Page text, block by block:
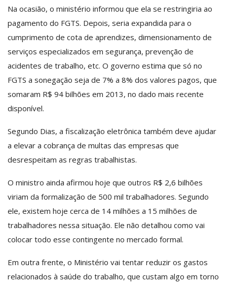
Na ocasião, o ministério informou que ela se restringiria ao
pagamento do FGTS. Depois, seria expandida para o
cumprimento de cota de aprendizes, dimensionamento de
serviços especializados em segurança, prevenção de
acidentes de trabalho, etc. O governo estima que só no
FGTS a sonegação seja de 7% a 8% dos valores pagos, que
somaram R$ 94 bilhões em 2013, no dado mais recente
disponível.
Segundo Dias, a fiscalização eletrônica também deve ajudar
a elevar a cobrança de multas das empresas que
desrespeitam as regras trabalhistas.
O ministro ainda afirmou hoje que outros R$ 2,6 bilhões
viriam da formalização de 500 mil trabalhadores. Segundo
ele, existem hoje cerca de 14 milhões a 15 milhões de
trabalhadores nessa situação. Ele não detalhou como vai
colocar todo esse contingente no mercado formal.
Em outra frente, o Ministério vai tentar reduzir os gastos
relacionados à saúde do trabalho, que custam algo em torno